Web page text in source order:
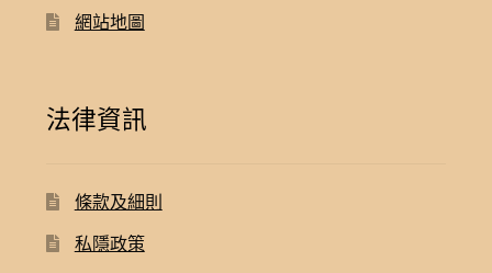
網站地圖
法律資訊
條款及細則
私隱政策